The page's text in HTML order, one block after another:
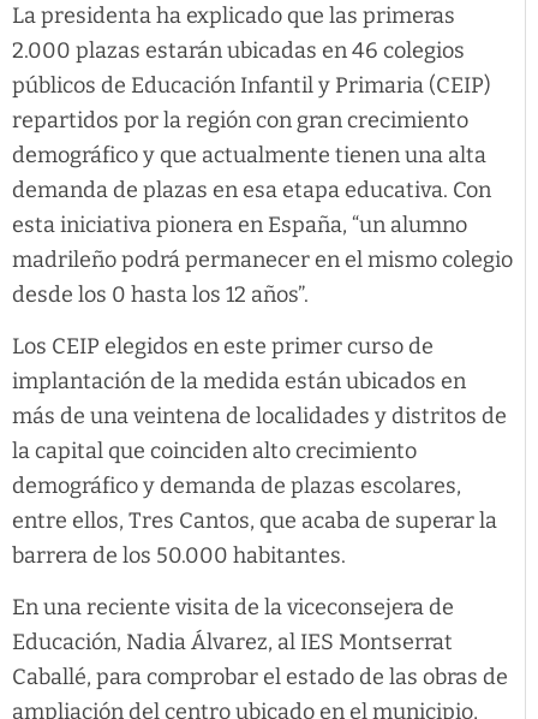
La presidenta ha explicado que las primeras
2.000 plazas estarán ubicadas en 46 colegios
públicos de Educación Infantil y Primaria (CEIP)
repartidos por la región con gran crecimiento
demográfico y que actualmente tienen una alta
demanda de plazas en esa etapa educativa. Con
esta iniciativa pionera en España, “un alumno
madrileño podrá permanecer en el mismo colegio
desde los 0 hasta los 12 años”.
Los CEIP elegidos en este primer curso de
implantación de la medida están ubicados en
más de una veintena de localidades y distritos de
la capital que coinciden alto crecimiento
demográfico y demanda de plazas escolares,
entre ellos, Tres Cantos, que acaba de superar la
barrera de los 50.000 habitantes.
En una reciente visita de la viceconsejera de
Educación, Nadia Álvarez, al IES Montserrat
Caballé, para comprobar el estado de las obras de
ampliación del centro ubicado en el municipio,